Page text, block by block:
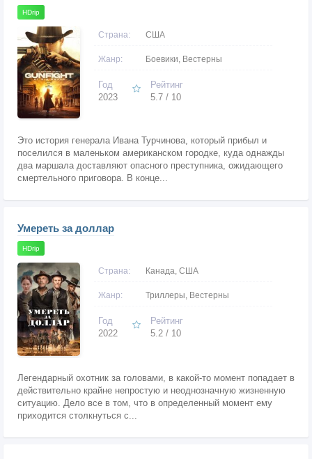
HDrip
Страна: США
Жанр: Боевики, Вестерны
Год
2023
Рейтинг
5.7 / 10
Это история генерала Ивана Турчинова, который прибыл и
поселился в маленьком американском городке, куда однажды
два маршала доставляют опасного преступника, ожидающего
смертельного приговора. В конце...
Умереть за доллар
HDrip
Страна: Канада, США
Жанр: Триллеры, Вестерны
Год
2022
Рейтинг
5.2 / 10
Легендарный охотник за головами, в какой-то момент попадает в
действительно крайне непростую и неоднозначную жизненную
ситуацию. Дело все в том, что в определенный момент ему
приходится столкнуться с...